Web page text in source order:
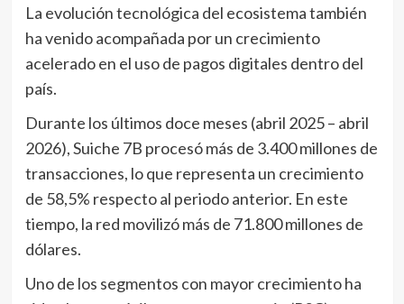
La evolución tecnológica del ecosistema también
ha venido acompañada por un crecimiento
acelerado en el uso de pagos digitales dentro del
país.
Durante los últimos doce meses (abril 2025 – abril
2026), Suiche 7B procesó más de 3.400 millones de
transacciones, lo que representa un crecimiento
de 58,5% respecto al periodo anterior. En este
tiempo, la red movilizó más de 71.800 millones de
dólares.
Uno de los segmentos con mayor crecimiento ha